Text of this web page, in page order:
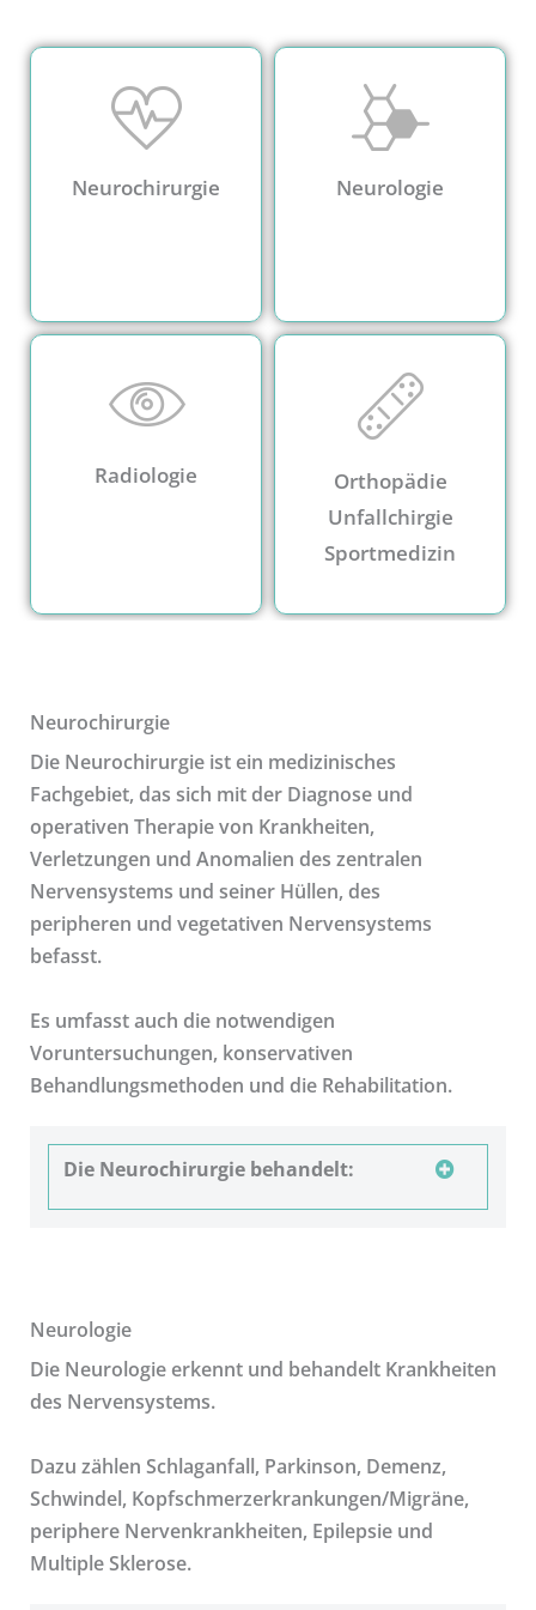
Neurochirurgie Neurologie
Radiologie
Orthopädie
Unfallchirgie
Sportmedizin
Neurochirurgie
Die Neurochirurgie ist ein medizinisches
Fachgebiet, das sich mit der Diagnose und
operativen Therapie von Krankheiten,
Verletzungen und Anomalien des zentralen
Nervensystems und seiner Hüllen, des
peripheren und vegetativen Nervensystems
befasst.
Es umfasst auch die notwendigen
Voruntersuchungen, konservativen
Behandlungsmethoden und die Rehabilitation.
Die Neurochirurgie behandelt:
Neurologie
Die Neurologie erkennt und behandelt Krankheiten
des Nervensystems.
Dazu zählen Schlaganfall, Parkinson, Demenz,
Schwindel, Kopfschmerzerkrankungen/Migräne,
periphere Nervenkrankheiten, Epilepsie und
Multiple Sklerose.